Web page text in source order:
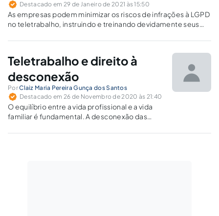
Destacado em 29 de Janeiro de 2021 às 15:50
As empresas podem minimizar os riscos de infrações à LGPD
no teletrabalho, instruindo e treinando devidamente seus
pessoais, além do dever de sigilo e confidencialidade de
Teletrabalho e direito à
desconexão
PorClaiz Maria Pereira Gunça dos Santos
Destacado em 26 de Novembro de 2020 às 21:40
O equilíbrio entre a vida profissional e a vida
familiar é fundamental. A desconexão das
é essencial, em especial na atual sociedade